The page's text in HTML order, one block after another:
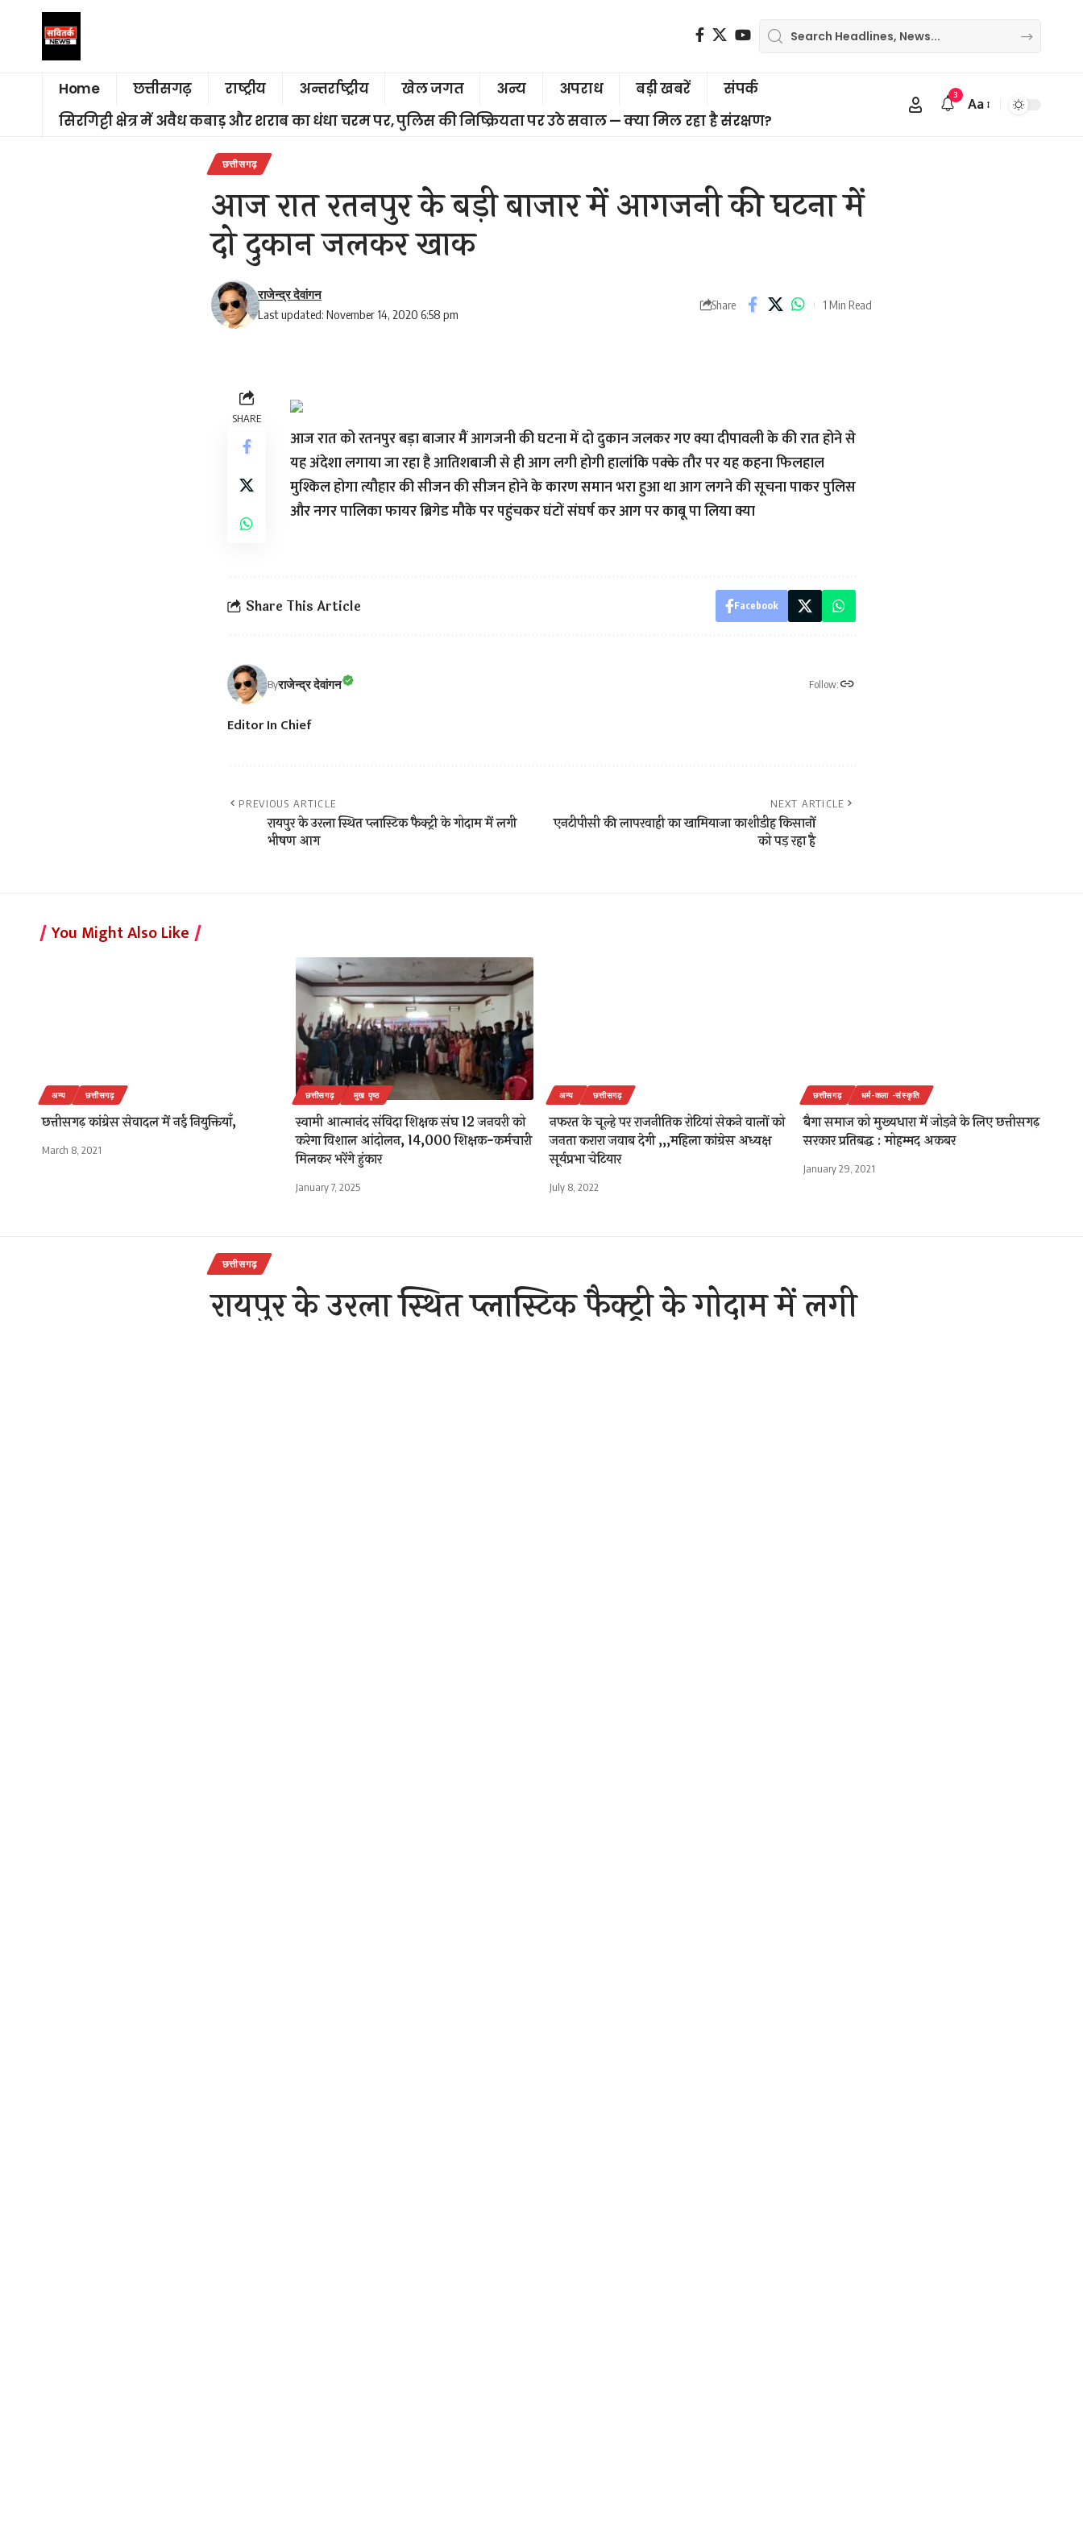
Home छत्तीसगढ़ राष्ट्रीय अन्तर्राष्ट्रीय खेल जगत अन्य अपराध बड़ी खबरें
संपर्क
सिरगिट्टी क्षेत्र में अवैध कबाड़ और शराब का धंधा चरम पर, पुलिस की निष्क्रियता पर उठे सवाल — क्या मिल रहा है संरक्षण?
3
Font
Aa
छत्तीसगढ़
आज रात रतनपुर के बड़ी बाजार में आगजनी की घटना में
दो दुकान जलकर खाक
Last updated: November 14, 2020 6:58 pm
राजेन्द्र देवांगन
Share 1 Min Read
SHARE
आज रात को रतनपुर बड़ा बाजार मैं आगजनी की घटना में दो दुकान जलकर गए क्या दीपावली के की रात होने से
यह अंदेशा लगाया जा रहा है आतिशबाजी से ही आग लगी होगी हालांकि पक्के तौर पर यह कहना फिलहाल
मुश्किल होगा त्यौहार की सीजन की सीजन होने के कारण समान भरा हुआ था आग लगने की सूचना पाकर पुलिस
और नगर पालिका फायर ब्रिगेड मौके पर पहुंचकर घंटों संघर्ष कर आग पर काबू पा लिया क्या
Share This Article Facebook
Byराजेन्द्र देवांगन Follow:
Editor In Chief
PREVIOUS ARTICLE
रायपुर के उरला स्थित प्लास्टिक फैक्ट्री के गोदाम में लगी
भीषण आग
NEXT ARTICLE
एनटीपीसी की लापरवाही का खामियाजा काशीडीह किसानों
को पड़ रहा है
You Might Also Like
अन्य छत्तीसगढ़
छत्तीसगढ़ कांग्रेस सेवादल में नई नियुक्तियाँ,
March 8, 2021
छत्तीसगढ़ मुख पृष्ठ
स्वामी आत्मानंद संविदा शिक्षक संघ 12 जनवरी को
करेगा विशाल आंदोलन, 14,000 शिक्षक-कर्मचारी
मिलकर भरेंगे हुंकार
January 7, 2025
अन्य छत्तीसगढ़
नफरत के चूल्हे पर राजनीतिक रोटियां सेकने वालों को
जनता करारा जवाब देगी ,,,महिला कांग्रेस अध्यक्ष
सूर्यप्रभा चेटियार
July 8, 2022
छत्तीसगढ़ धर्म-कला -संस्कृति
बैगा समाज को मुख्यधारा में जोड़ने के लिए छत्तीसगढ़
सरकार प्रतिबद्ध : मोहम्मद अकबर
January 29, 2021
छत्तीसगढ़
रायपुर के उरला स्थित प्लास्टिक फैक्ट्री के गोदाम में लगी